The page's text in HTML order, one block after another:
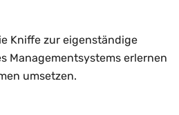
Kniffe zur eigenständige
Managementsystems erlernen
umsetzen.